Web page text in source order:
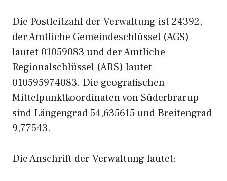
Die Postleitzahl der Verwaltung ist 24392,
der Amtliche Gemeindeschlüssel (AGS)
lautet 01059083 und der Amtliche
Regionalschlüssel (ARS) lautet
010595974083. Die geografischen
Mittelpunktkoordinaten von Süderbrarup
sind Längengrad 54,635615 und Breitengrad
9,77543.
Die Anschrift der Verwaltung lautet: